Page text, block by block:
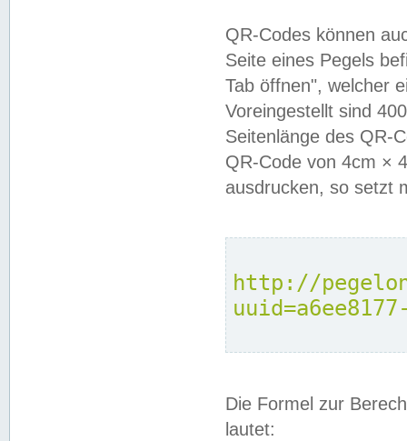
QR-Codes können
Seite eines Pegels
Tab öffnen", welcher
Voreingestellt sind
Seitenlänge des QR-
QR-Code von 4cm ×
ausdrucken, so setzt
http://
Die Formel zur
lautet: